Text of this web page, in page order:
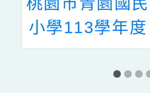
小學113學年度
第三次兒童課後
照顧服務教師甄